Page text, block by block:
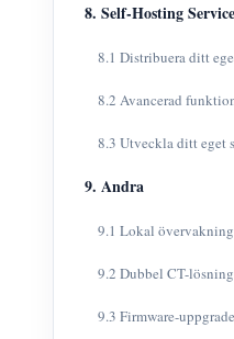
8. Self-Hosting Service
8.1 Distribuera ditt
8.2 Avancerad
8.3 Utveckla ditt eget
9. Andra
9.1 Lokal övervakning
9.2 Dubbel CT-lösning
9.3 Firmware-